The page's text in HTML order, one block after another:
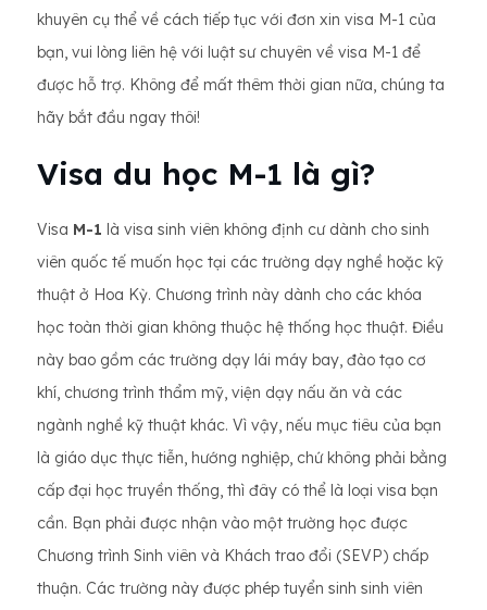
khuyên cụ thể về cách tiếp tục với đơn xin visa M-1 của
bạn, vui lòng liên hệ với luật sư chuyên về visa M-1 để
được hỗ trợ. Không để mất thêm thời gian nữa, chúng ta
hãy bắt đầu ngay thôi!
Visa du học M-1 là gì?
Visa M-1 là visa sinh viên không định cư dành cho sinh
viên quốc tế muốn học tại các trường dạy nghề hoặc kỹ
thuật ở Hoa Kỳ. Chương trình này dành cho các khóa
học toàn thời gian không thuộc hệ thống học thuật. Điều
này bao gồm các trường dạy lái máy bay, đào tạo cơ
khí, chương trình thẩm mỹ, viện dạy nấu ăn và các
ngành nghề kỹ thuật khác. Vì vậy, nếu mục tiêu của bạn
là giáo dục thực tiễn, hướng nghiệp, chứ không phải bằng
cấp đại học truyền thống, thì đây có thể là loại visa bạn
cần. Bạn phải được nhận vào một trường học được
Chương trình Sinh viên và Khách trao đổi (SEVP) chấp
thuận. Các trường này được phép tuyển sinh sinh viên